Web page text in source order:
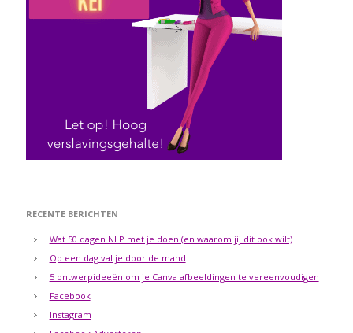
RECENTE BERICHTEN
Wat 50 dagen NLP met je doen (en waarom jij dit ook wilt)
Op een dag val je door de mand
5 ontwerpideeën om je Canva afbeeldingen te vereenvoudigen
Facebook
Instagram